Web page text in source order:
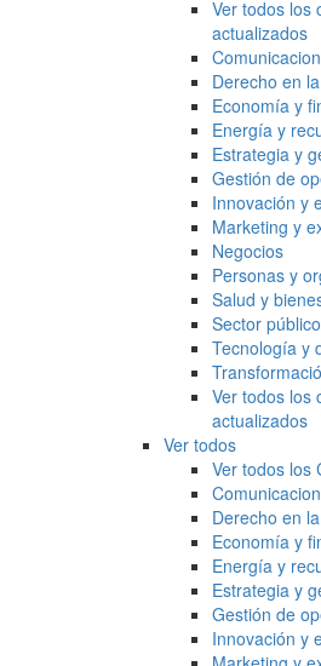
Ver todos los
actualizados
Derecho en
Economía y
Energía y
Estrategia y
Gestión de
Innovación y
Marketing y
Negocios
Personas y
Salud y
Sector público
Tecnología y
Ver todos los
actualizados
Ver todos
Ver todos los
Derecho en
Economía y
Energía y
Estrategia y
Gestión de
Innovación y